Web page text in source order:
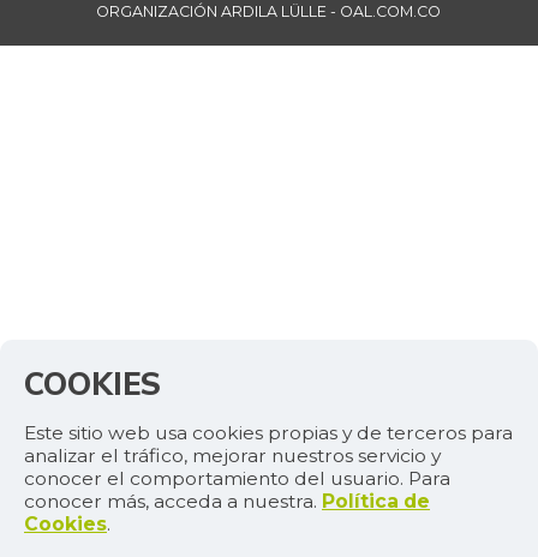
ORGANIZACIÓN ARDILA LÜLLE - OAL.COM.CO
COOKIES
Este sitio web usa cookies propias y de terceros para
analizar el tráfico, mejorar nuestros servicio y
conocer el comportamiento del usuario. Para
conocer más, acceda a nuestra. Política de
Cookies.